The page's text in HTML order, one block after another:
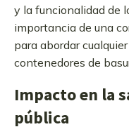
y la funcionalidad de
importancia de una
para abordar
contenedores de
Impacto en la
pública